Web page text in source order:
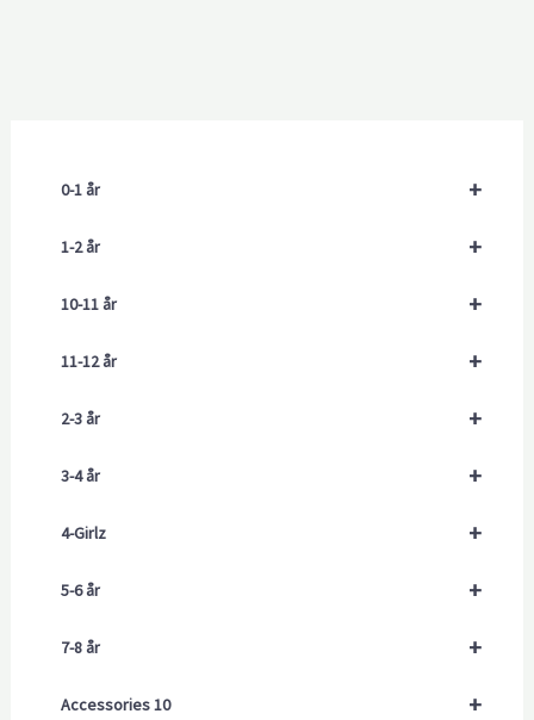
+
0-1 år
+
1-2 år
+
10-11 år
+
11-12 år
+
2-3 år
+
3-4 år
+
4-Girlz
+
5-6 år
+
7-8 år
+
Accessories 10